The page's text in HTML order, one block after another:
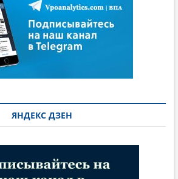
ЯНДЕКС ДЗЕН